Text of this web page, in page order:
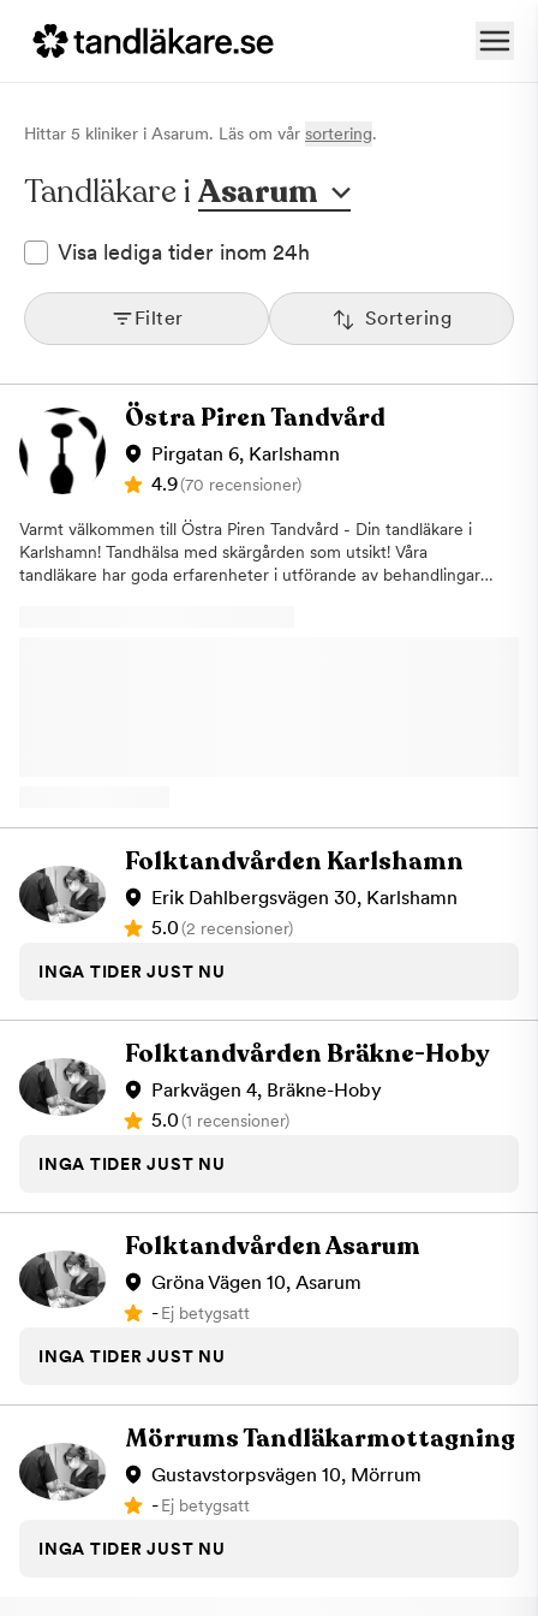
Hittar 5 kliniker i Asarum. Läs om vår sortering.
Tandläkare i Asarum
Visa lediga tider inom 24h
Filter Sortering
Östra Piren Tandvård
Pirgatan 6, Karlshamn
4.9(70 recensioner)
Varmt välkommen till Östra Piren Tandvård - Din tandläkare i
Karlshamn! Tandhälsa med skärgården som utsikt! Våra
tandläkare har goda erfarenheter i utförande av behandlingar
Folktandvården Karlshamn
Erik Dahlbergsvägen 30, Karlshamn
5.0(2 recensioner)
INGA TIDER JUST NU
Folktandvården Bräkne-Hoby
Parkvägen 4, Bräkne-Hoby
5.0(1 recensioner)
INGA TIDER JUST NU
Folktandvården Asarum
Gröna Vägen 10, Asarum
-Ej betygsatt
INGA TIDER JUST NU
Mörrums Tandläkarmottagning
Gustavstorpsvägen 10, Mörrum
-Ej betygsatt
INGA TIDER JUST NU